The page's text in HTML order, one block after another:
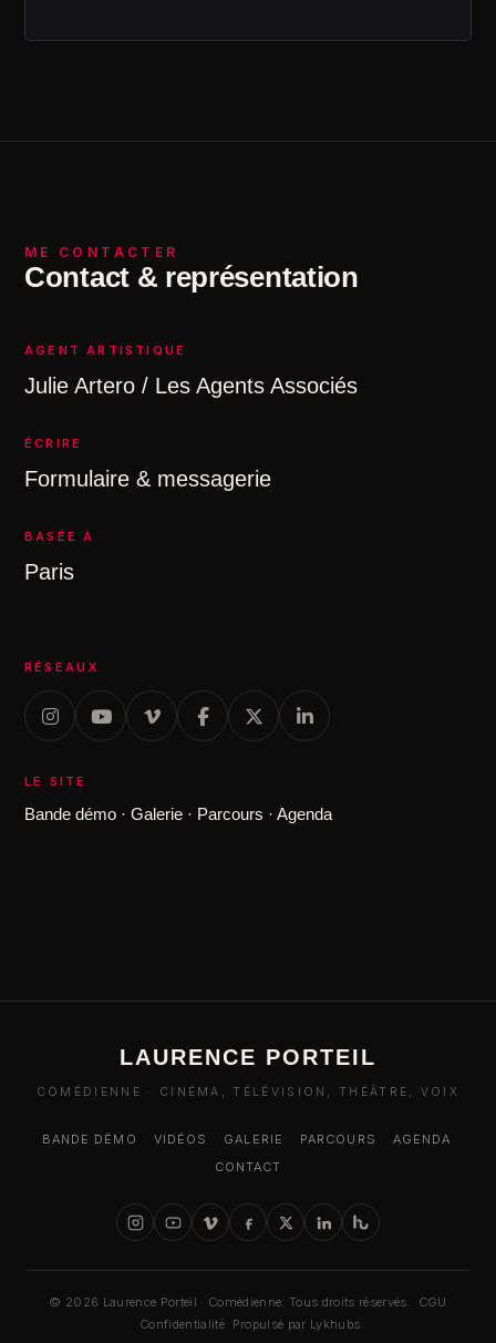
ME CONTACTER
Contact & représentation
AGENT ARTISTIQUE
Julie Artero / Les Agents Associés
ÉCRIRE
Formulaire & messagerie
BASÉE À
Paris
RÉSEAUX
LE SITE
Bande démo · Galerie · Parcours · Agenda
LAURENCE PORTEIL
COMÉDIENNE · CINÉMA, TÉLÉVISION, THÉÂTRE, VOIX
BANDE DÉMO VIDÉOS GALERIE PARCOURS AGENDA
CONTACT
© 2026 Laurence Porteil · Comédienne. Tous droits réservés.
CGU
Confidentialité Propulsé par Lykhubs